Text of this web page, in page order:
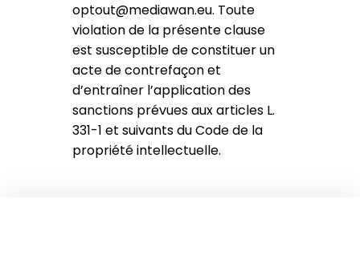
optout@mediawan.eu. Toute
violation de la présente clause
est susceptible de constituer un
acte de contrefaçon et
d’entraîner l’application des
sanctions prévues aux articles L.
331-1 et suivants du Code de la
propriété intellectuelle.